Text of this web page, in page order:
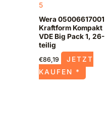
5
Wera 05006617001
Kraftform Kompakt
VDE Big Pack 1, 26-
teilig
€86,19
JETZT
KAUFEN *